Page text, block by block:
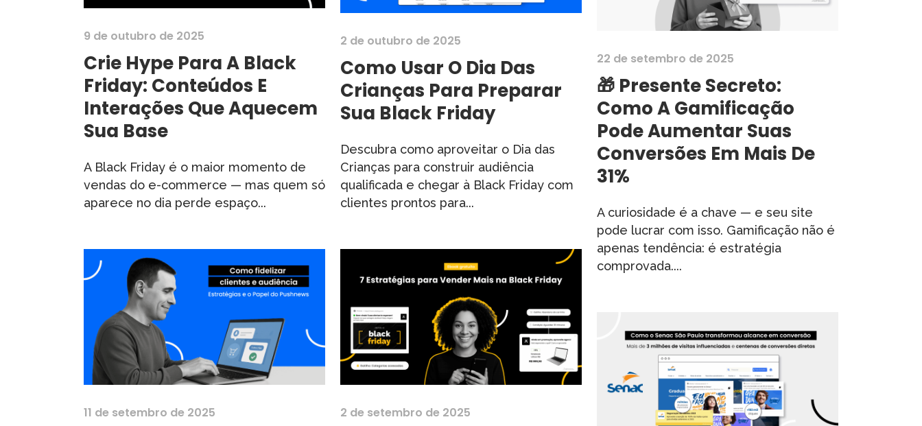
9 de outubro de 2025
Crie Hype Para A Black
Friday: Conteúdos E
Interações Que Aquecem
Sua Base
A Black Friday é o maior momento de
vendas do e-commerce — mas quem só
aparece no dia perde espaço...
2 de outubro de 2025
Como Usar O Dia Das
Crianças Para Preparar
Sua Black Friday
Descubra como aproveitar o Dia das
Crianças para construir audiência
qualificada e chegar à Black Friday com
clientes prontos para...
22 de setembro de 2025
🎁 Presente Secreto:
Como A Gamificação
Pode Aumentar Suas
Conversões Em Mais De
31%
A curiosidade é a chave — e seu site
pode lucrar com isso. Gamificação não é
apenas tendência: é estratégia
comprovada....
11 de setembro de 2025 2 de setembro de 2025